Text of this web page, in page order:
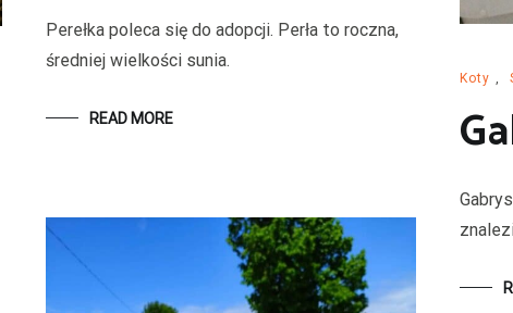
Koty ,
Perełka poleca się do adopcji. Perła to roczna,
średniej wielkości sunia.
READ MORE